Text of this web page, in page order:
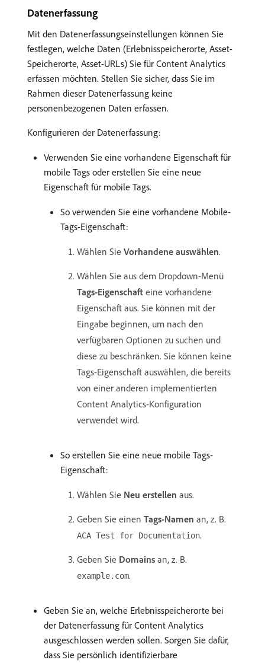
Datenerfassung
Mit den Datenerfassungseinstellungen können Sie
festlegen, welche Daten (Erlebnisspeicherorte, Asset-
Speicherorte, Asset-URLs) Sie für Content Analytics
erfassen möchten. Stellen Sie sicher, dass Sie im
Rahmen dieser Datenerfassung keine
personenbezogenen Daten erfassen.
Konfigurieren der Datenerfassung:
Verwenden Sie eine vorhandene Eigenschaft für
mobile Tags oder erstellen Sie eine neue
Eigenschaft für mobile Tags.
So verwenden Sie eine vorhandene Mobile-
Tags-Eigenschaft:
Wählen Sie Vorhandene auswählen.
Wählen Sie aus dem Dropdown-Menü
Tags-Eigenschaft eine vorhandene
Eigenschaft aus. Sie können mit der
Eingabe beginnen, um nach den
verfügbaren Optionen zu suchen und
diese zu beschränken. Sie können keine
Tags-Eigenschaft auswählen, die bereits
von einer anderen implementierten
Content Analytics-Konfiguration
verwendet wird.
So erstellen Sie eine neue mobile Tags-
Eigenschaft:
Wählen Sie Neu erstellen aus.
Geben Sie einen Tags-Namen an, z. B.
ACA Test for Documentation.
Geben Sie Domains an, z. B.
example.com.
Geben Sie an, welche Erlebnisspeicherorte bei
der Datenerfassung für Content Analytics
ausgeschlossen werden sollen. Sorgen Sie dafür,
dass Sie persönlich identifizierbare